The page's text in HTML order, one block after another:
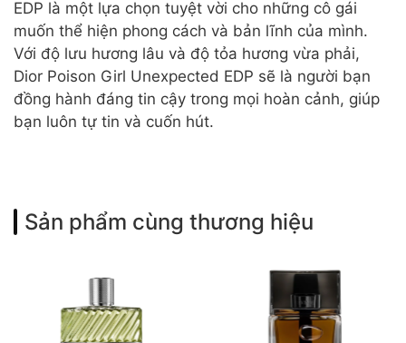
EDP là một lựa chọn tuyệt vời cho những cô gái
muốn thể hiện phong cách và bản lĩnh của mình.
Với độ lưu hương lâu và độ tỏa hương vừa phải,
Dior Poison Girl Unexpected EDP sẽ là người bạn
đồng hành đáng tin cậy trong mọi hoàn cảnh, giúp
bạn luôn tự tin và cuốn hút.
Sản phẩm cùng thương hiệu